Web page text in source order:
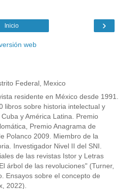
›
Inicio
web
Federal, Mexico
residente en México desde 1991.
libros sobre historia intelectual y
y América Latina. Premio
Premio Anagrama de
Polanco 2009. Miembro de la
Investigador Nivel II del SNI.
de las revistas Istor y Letras
árbol de las revoluciones" (Turner,
Ensayos sobre el concepto de
2022).